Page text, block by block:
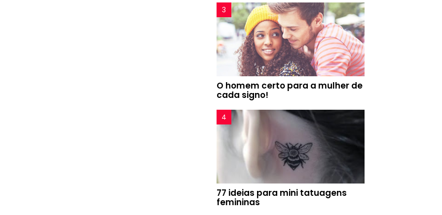
O homem certo para a mulher de
cada signo!
77 ideias para mini tatuagens
femininas